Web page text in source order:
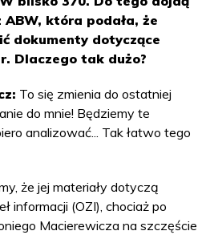
która podała, że
dokumenty dotyczące
Dlaczego tak dużo?
To się zmienia do ostatniej
do mnie! Będziemy te
analizować... Tak łatwo tego
że jej materiały dotyczą
informacji (OZI), chociaż po
Macierewicza na szczęście